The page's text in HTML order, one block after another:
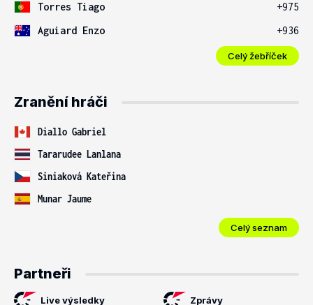
Torres Tiago
+975
Aguiard Enzo
+936
Celý žebříček
Zranění hráči
Diallo Gabriel
Tararudee Lanlana
Siniaková Kateřina
Munar Jaume
Celý seznam
Partneři
Live výsledky Zprávy